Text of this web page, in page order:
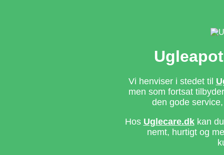
Vi henviser i stedet til
men som fortsat
den gode
Hos Uglecare.dkkan du
nemt, hurtigt og